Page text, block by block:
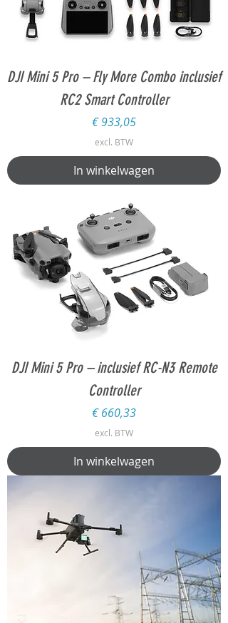
DJI Mini 5 Pro – Fly More Combo inclusief
RC2 Smart Controller
Prijs
€ 933,05
excl. BTW
In winkelwagen
DJI Mini 5 Pro – inclusief RC-N3 Remote
Controller
Prijs
€ 660,33
excl. BTW
In winkelwagen